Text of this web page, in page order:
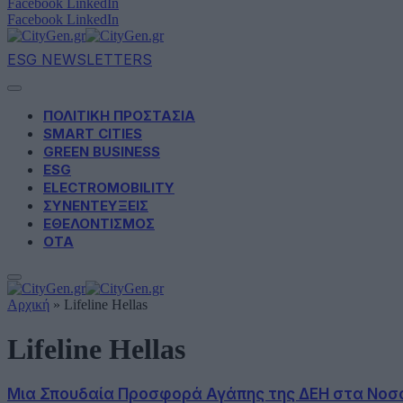
Facebook LinkedIn
Facebook LinkedIn
ESG NEWSLETTERS
ΠΟΛΙΤΙΚΗ ΠΡΟΣΤΑΣΙΑ
SMART CITIES
GREEN BUSINESS
ESG
ELECTROMOBILITY
ΣΥΝΕΝΤΕΥΞΕΙΣ
ΕΘΕΛΟΝΤΙΣΜΟΣ
ΟΤΑ
Αρχική » Lifeline Hellas
Lifeline Hellas
Μια Σπουδαία Προσφορά Αγάπης της ΔΕΗ στα